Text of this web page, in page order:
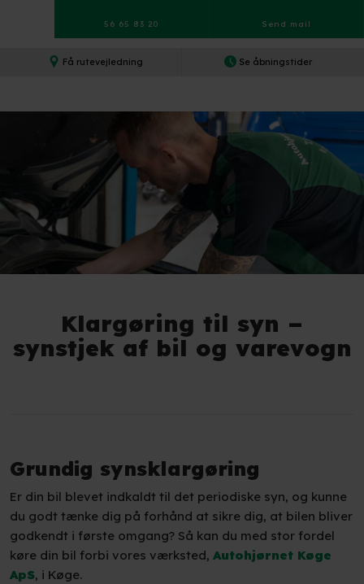
Få rutevejledning​ Se åbningstider​
56 65 83 20 Send mail​
Klargøring til syn –
synstjek af bil og varevogn
Grundig synsklargøring
Er din bil blevet indkaldt til det periodiske syn, og kunne
du godt tænke dig på forhånd at sikre dig, at bilen bliver
godkendt i første omgang? Så kan du med stor fordel
køre din bil forbi vores værksted, Autohjørnet Køge
ApS, i Køge.